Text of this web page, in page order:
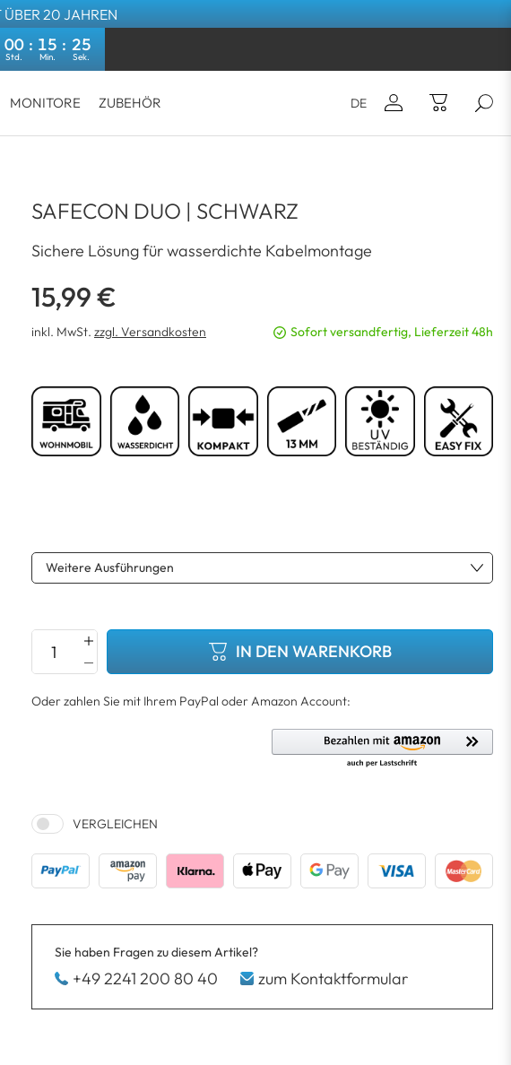
ÜBER 20 JAHREN
00 15 24
DE
Passwort vergessen?
Warenkorb.
MONITORE ZUBEHÖR
SAFECON DUO | SCHWARZ
Sichere Lösung für wasserdichte Kabelmontage
15,99 €
inkl. MwSt. zzgl. Versandkosten Sofort versandfertig, Lieferzeit 48h
IN DEN WARENKORB
VERGLEICHEN
Sie haben Fragen zu diesem Artikel?
+49 2241 200 80 40 zum Kontaktformular